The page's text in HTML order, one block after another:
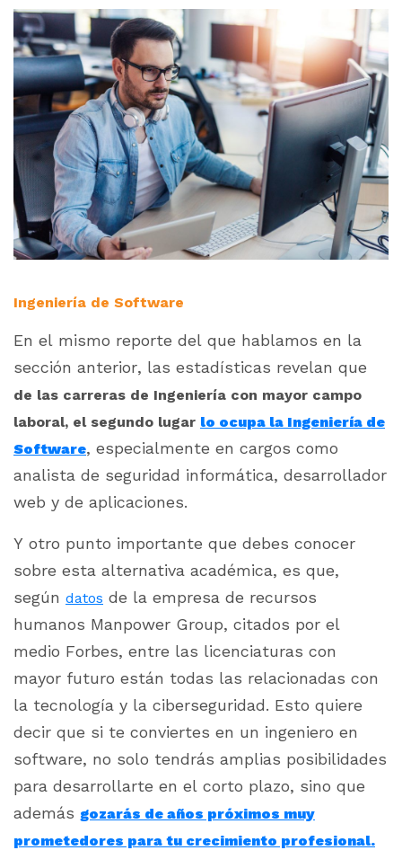
Ingeniería de Software
En el mismo reporte del que hablamos en la
sección anterior, las estadísticas revelan que
de las carreras de Ingeniería con mayor campo
laboral, el segundo lugar lo ocupa la Ingeniería de
Software, especialmente en cargos como
analista de seguridad informática, desarrollador
web y de aplicaciones.
Y otro punto importante que debes conocer
sobre esta alternativa académica, es que,
según datos de la empresa de recursos
humanos Manpower Group, citados por el
medio Forbes, entre las licenciaturas con
mayor futuro están todas las relacionadas con
la tecnología y la ciberseguridad. Esto quiere
decir que si te conviertes en un ingeniero en
software, no solo tendrás amplias posibilidades
para desarrollarte en el corto plazo, sino que
además gozarás de años próximos muy
prometedores para tu crecimiento profesional.​